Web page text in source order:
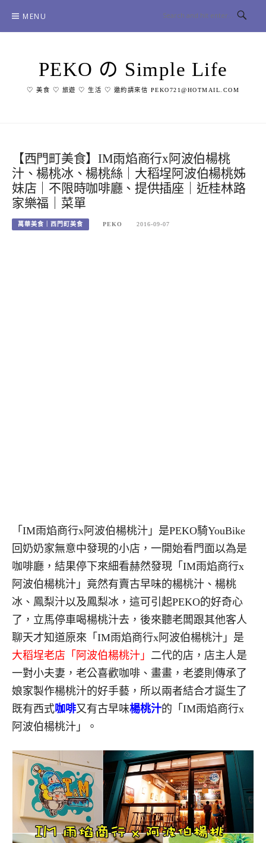
content
MENU
PEKO の Simple Life
♡ 美食 ♡ 旅遊 ♡ 生活 ♡ 邀約請來信 PEKO721@HOTMAIL.COM
【西門町美食】IM雨焰商行x阿波伯楊桃
汁、楊桃冰、楊桃絲｜大稻埕阿波伯楊桃姊
妹店｜不限時咖啡廳、提供插座｜近桂林路
家樂福｜菜單
萬華美食｜西門町美食 PEKO 2016-09-07
「IM雨焰商行x阿波伯楊桃汁」是PEKO騎YouBike
回奶奶家無意中發現的小店，一開始看門面以為是
咖啡廳，結果停下來細看赫然發現「IM雨焰商行x
阿波伯楊桃汁」竟然有賣古早味的楊桃汁、楊桃
冰、鳳梨汁以及鳳梨冰，這可引起PEKO的好奇心
了，立馬停車喝楊桃汁去，後來聽老闆跟其他客人
聊天才知道原來「IM雨焰商行x阿波伯楊桃汁」是
大稻埕老店「阿波伯楊桃汁」 二代的店，店主人是
一對小夫妻，老公喜歡咖啡、畫畫，老婆則傳承了
娘家製作楊桃汁的好手藝，所以兩者結合才誕生了
既有西式咖啡又有古早味楊桃汁的「IM雨焰商行x
阿波伯楊桃汁」。